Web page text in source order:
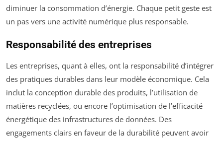
diminuer la consommation d’énergie. Chaque petit geste est
un pas vers une activité numérique plus responsable.
Responsabilité des entreprises
Les entreprises, quant à elles, ont la responsabilité d’intégrer
des pratiques durables dans leur modèle économique. Cela
inclut la conception durable des produits, l’utilisation de
matières recyclées, ou encore l’optimisation de l’efficacité
énergétique des infrastructures de données. Des
engagements clairs en faveur de la durabilité peuvent avoir